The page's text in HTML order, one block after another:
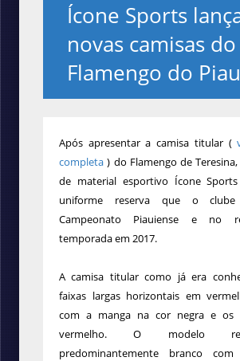
Ícone Sports
novas camisas do
Flamengo do
Após apresentar a camisa titular (
completa ) do Flamengo de
de material esportivo Ícone
uniforme reserva que o
Campeonato Piauiense e no
temporada em 2017.
A camisa titular como já era
faixas largas horizontais em
com a manga na cor negra e os
vermelho. O modelo
predominantemente branco